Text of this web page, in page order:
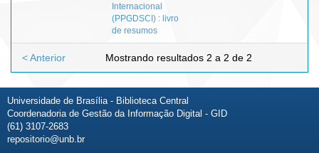
Internacional
(PPGDSCI) : livro
de resumos
Mostrando resultados 2 a 2 de 2
< Anterior
Universidade de Brasília - Biblioteca Central
Coordenadoria de Gestão da Informação Digital - GID
(61) 3107-2683
repositorio@unb.br